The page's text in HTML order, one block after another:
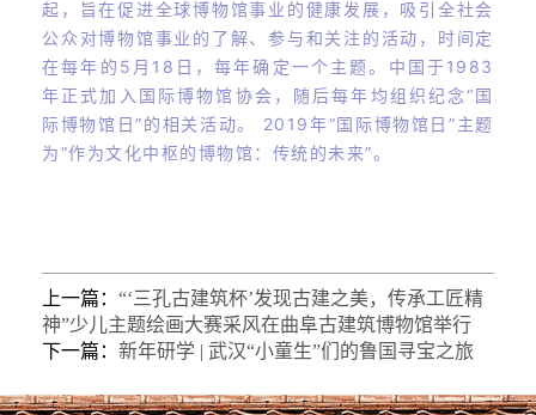
起，旨在促进全球博物馆事业的健康发展，吸引全社会
公众对博物馆事业的了解、参与和关注的活动，时间定
在每年的5月18日，每年确定一个主题。中国于1983
年正式加入国际博物馆协会，随后每年均组织纪念“国
际博物馆日”的相关活动。 2019年“国际博物馆日”主题
为“作为文化中枢的博物馆：传统的未来”。
上一篇： “‘三孔古建筑杯’发现古建之美，传承工匠精
神”少儿主题绘画大赛采风在曲阜古建筑博物馆举行
下一篇： 新年研学 | 武汉“小童生”们的鲁国寻宝之旅